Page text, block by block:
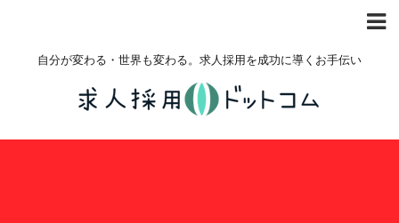
自分が変わる・世界も変わる。求人採用を成功に導くお手伝い